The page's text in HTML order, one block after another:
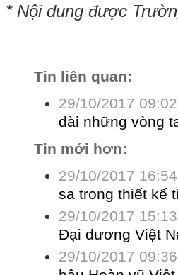
* Nội dung được
Tin liên quan:
29/10/2017 09:02
dài những vòng
Tin mới hơn:
29/10/2017 16:54
sa trong thiết kế
29/10/2017 15:13
Đại dương Việt
29/10/2017 09:36